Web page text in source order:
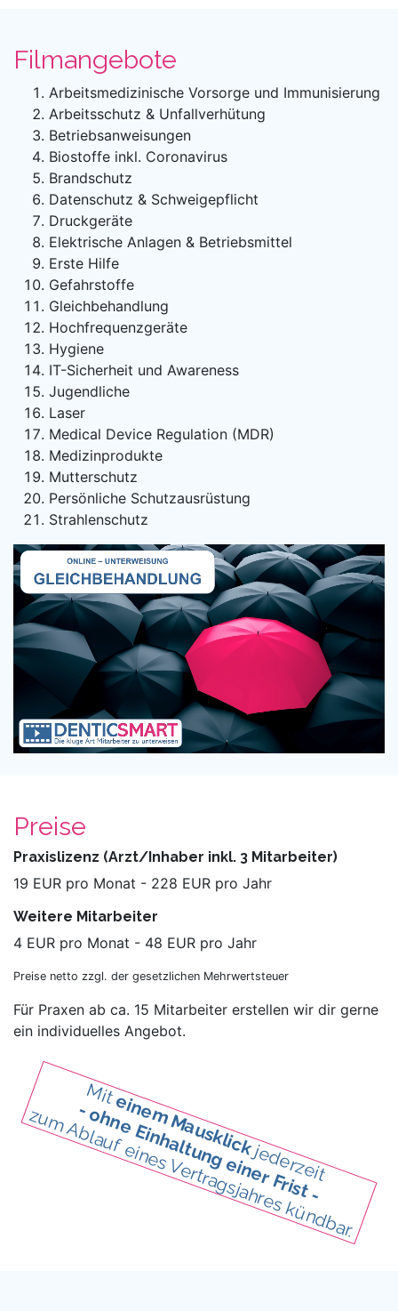
Filmangebote
Arbeitsmedizinische Vorsorge und Immunisierung
Arbeitsschutz & Unfallverhütung
Betriebsanweisungen
Biostoffe inkl. Coronavirus
Brandschutz
Datenschutz & Schweigepflicht
Druckgeräte
Elektrische Anlagen & Betriebsmittel
Erste Hilfe
Gefahrstoffe
Gleichbehandlung
Hochfrequenzgeräte
Hygiene
IT-Sicherheit und Awareness
Jugendliche
Laser
Medical Device Regulation (MDR)
Medizinprodukte
Mutterschutz
Persönliche Schutzausrüstung
Strahlenschutz
Preise
Praxislizenz (Arzt/Inhaber inkl. 3 Mitarbeiter)
19 EUR pro Monat - 228 EUR pro Jahr
Weitere Mitarbeiter
4 EUR pro Monat - 48 EUR pro Jahr
Preise netto zzgl. der gesetzlichen Mehrwertsteuer
Für Praxen ab ca. 15 Mitarbeiter erstellen wir dir gerne
ein individuelles Angebot.
Miteinem Mausklick
jederzeit
- ohne Einhaltung einer Frist -
zum Ablauf eines Vertragsjahres kündbar.